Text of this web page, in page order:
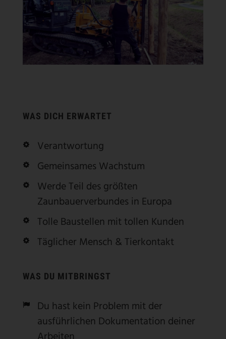
WAS DICH ERWARTET
Verantwortung
Gemeinsames Wachstum
Werde Teil des größten
Zaunbauerverbundes in Europa
Tolle Baustellen mit tollen Kunden
Täglicher Mensch & Tierkontakt
WAS DU MITBRINGST
Du hast kein Problem mit der
ausführlichen Dokumentation deiner